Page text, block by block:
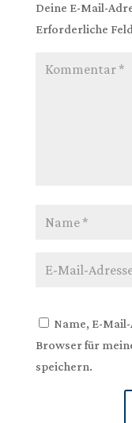
Deine E-Mail-
Erforderliche
Name, E-
Browser für
speichern.